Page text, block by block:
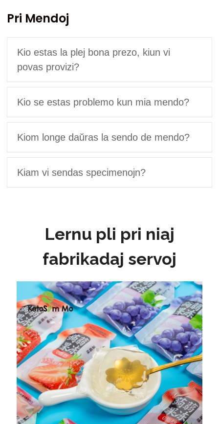
Pri Mendoj
Kio estas la plej bona prezo, kiun vi
povas provizi?
Kio se estas problemo kun mia mendo?
Kiom longe daŭras la sendo de mendo?
Kiam vi sendas specimenojn?
Lernu pli pri niaj
fabrikadaj servoj